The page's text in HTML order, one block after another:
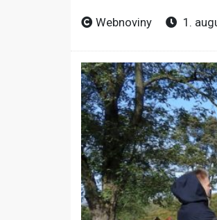
Webnoviny 1.